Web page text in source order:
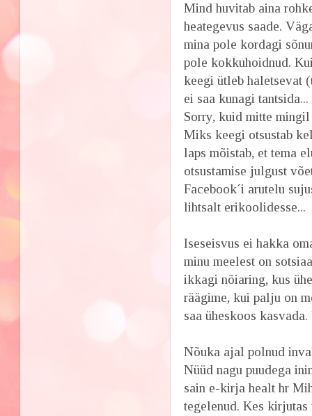
Mind huvitab aina
heategevus saade.
mina pole kordagi
pole kokkuhoidnud.
keegi ütleb haletsevat
ei saa kunagi tantsida...
Sorry, kuid mitte
Miks keegi otsustab
laps mõistab, et tema
otsustamise julgust
Facebook´i arutelu
lihtsalt erikoolidesse...
Iseseisvus ei hakka
minu meelest on
ikkagi nõiaring, kus
räägime, kui palju on
saa üheskoos
Nõuka ajal polnud
Nüüd nagu puudega
sain e-kirja healt hr
tegelenud. Kes